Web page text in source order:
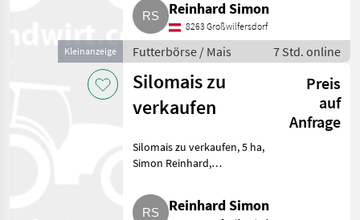
Kleinanzeige
Reinhard Simon
8263 Großwilfersdorf
Futterbörse / Mais 7 Std. online
Silomais zu
verkaufen
Preis
auf
Anfrage
Silomais zu verkaufen, 5 ha,
Simon Reinhard,
Mais
Reinhard Simon